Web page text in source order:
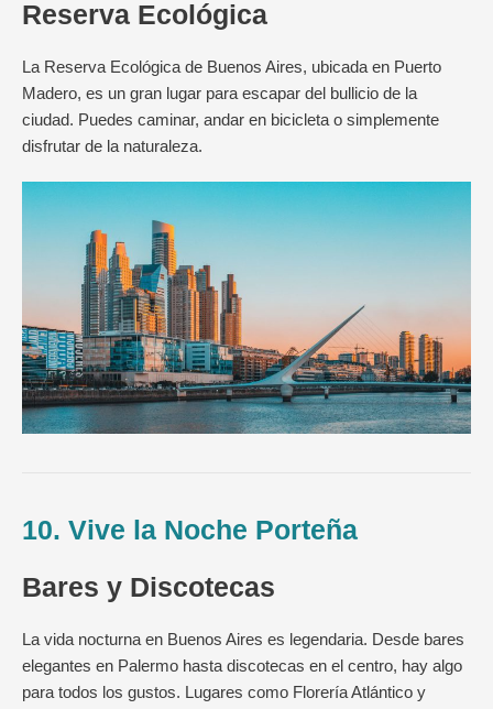
Reserva Ecológica
La Reserva Ecológica de Buenos Aires, ubicada en Puerto
Madero, es un gran lugar para escapar del bullicio de la
ciudad. Puedes caminar, andar en bicicleta o simplemente
disfrutar de la naturaleza.
10. Vive la Noche Porteña
Bares y Discotecas
La vida nocturna en Buenos Aires es legendaria. Desde bares
elegantes en Palermo hasta discotecas en el centro, hay algo
para todos los gustos. Lugares como Florería Atlántico y